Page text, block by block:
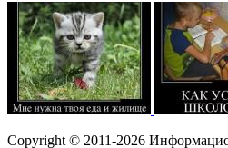
Copyright © 2011-2026